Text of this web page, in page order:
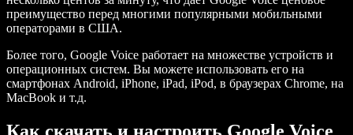
преимущество перед многими популярными мобильными
операторами в США.
Более того, Google Voice работает на множестве устройств и
операционных систем. Вы можете использовать его на
смартфонах Android, iPhone, iPad, iPod, в браузерах Chrome, на
MacBook и т.д.